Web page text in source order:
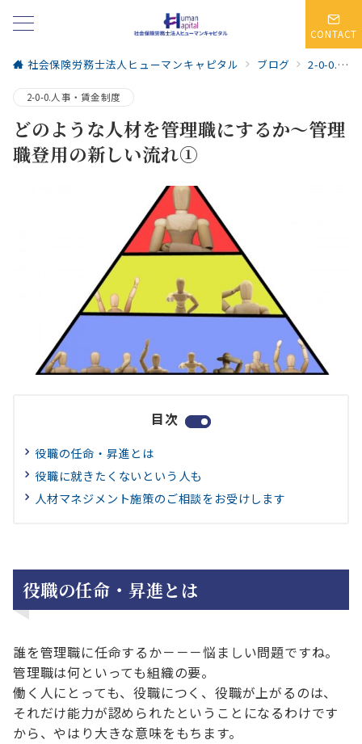
CONTACT
社会保険労務士法人ヒューマンキャピタル ブログ 2-0-0.人事・賃金制度
2-0-0.人事・賃金制度
どのような人材を管理職にするか～管理
職登用の新しい流れ①
目次
役職の任命・昇進とは
役職に就きたくないという人も
人材マネジメント施策のご相談をお受けします
役職の任命・昇進とは
誰を管理職に任命するか－－－悩ましい問題ですね。
管理職は何といっても組織の要。
働く人にとっても、役職につく、役職が上がるのは、
それだけ能力が認められたということになるわけです
から、やはり大きな意味をもちます。